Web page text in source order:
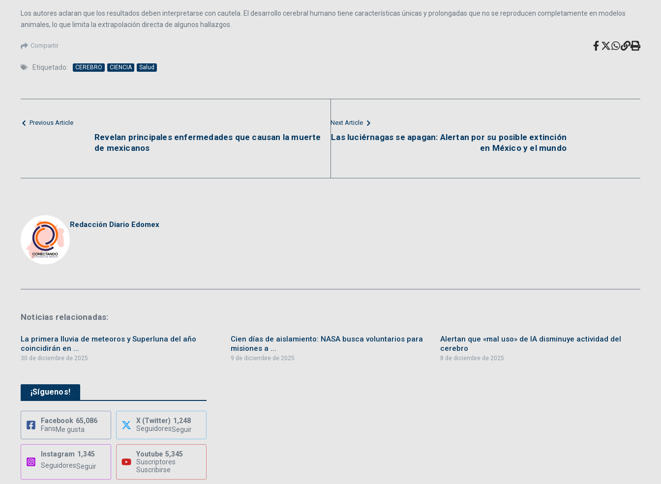
Los autores aclaran que los resultados deben interpretarse con cautela. El desarrollo cerebral humano tiene características únicas y prolongadas que no se reproducen completamente en modelos
animales, lo que limita la extrapolación directa de algunos hallazgos.
Compartir
Etiquetado: CEREBRO CIENCIA Salud
Previous Article
Revelan principales enfermedades que causan la muerte
de mexicanos
Next Article
Las luciérnagas se apagan: Alertan por su posible extinción
en México y el mundo
Redacción Diario Edomex
Noticias relacionadas:
La primera lluvia de meteoros y Superluna del año
coincidirán en ...
30 de diciembre de 2025
Cien días de aislamiento: NASA busca voluntarios para
misiones a ...
9 de diciembre de 2025
Alertan que «mal uso» de IA disminuye actividad del
cerebro
8 de diciembre de 2025
¡Síguenos!
Facebook 65,086
FansMe gusta
X (Twitter) 1,248
SeguidoresSeguir
Instagram 1,345
SeguidoresSeguir
Youtube 5,345
Suscriptores
Suscribirse